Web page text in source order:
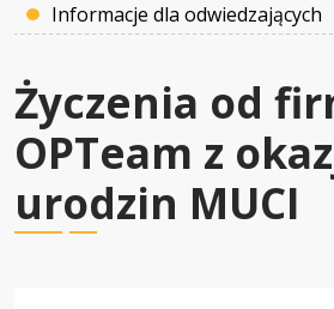
Informacje dla odwiedzających
Życzenia od
OPTeam z
urodzin MUCI